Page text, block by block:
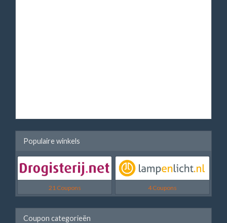
Populaire winkels
21 Coupons 4 Coupons
Coupon categorieën